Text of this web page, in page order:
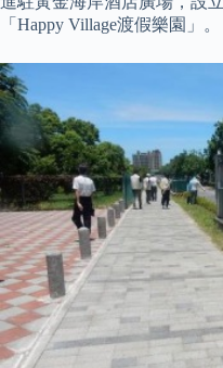
「Happy Village渡假樂園」。